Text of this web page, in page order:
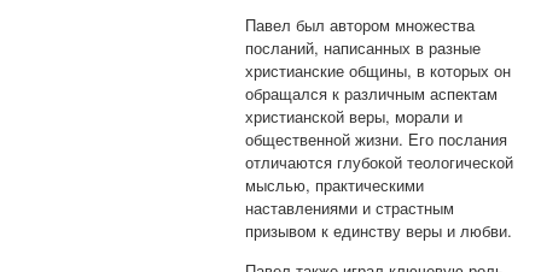
Павел был автором множества
посланий, написанных в разные
христианские общины, в которых он
обращался к различным аспектам
христианской веры, морали и
общественной жизни. Его послания
отличаются глубокой теологической
мыслью, практическими
наставлениями и страстным
призывом к единству веры и любви.